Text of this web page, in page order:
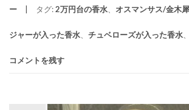
ー タグ:2万円台の香水、 オスマンサス/金木
ジャーが入った香水、 チュベローズが入った香水、
コメントを残す